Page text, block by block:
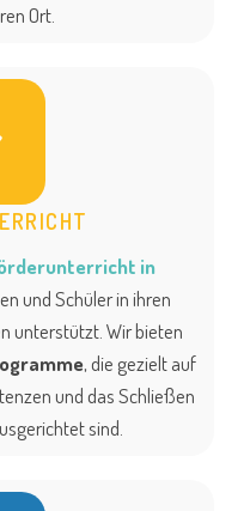
Ort.
in
und Schüler in ihren
unterstützt. Wir bieten
, die gezielt auf
und das Schließen
sind.